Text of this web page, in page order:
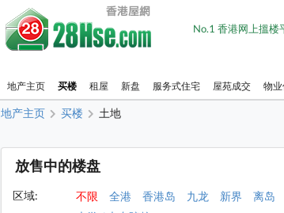
No.1 香港网上搵楼
地产主页 买楼 租屋 新盘 服务式住宅 屋苑成交 物
地产主页 买楼 土地
放售中的楼盘
区域: 不限 全港 香港岛 九龙 新界 离岛